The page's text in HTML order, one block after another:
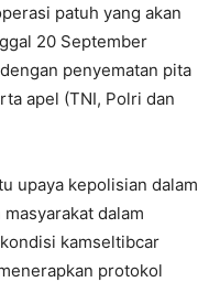
patuh yang akan
20 September
penyematan pita
apel (TNI, Polri dan
upaya kepolisian dalam
dalam
kamseltibcar
protokol